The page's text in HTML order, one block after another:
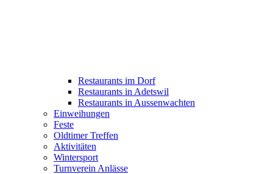
Restaurants im Dorf
Restaurants in Adetswil
Restaurants in Aussenwachten
Einweihungen
Feste
Oldtimer Treffen
Aktivitäten
Wintersport
Turnverein Anlässe